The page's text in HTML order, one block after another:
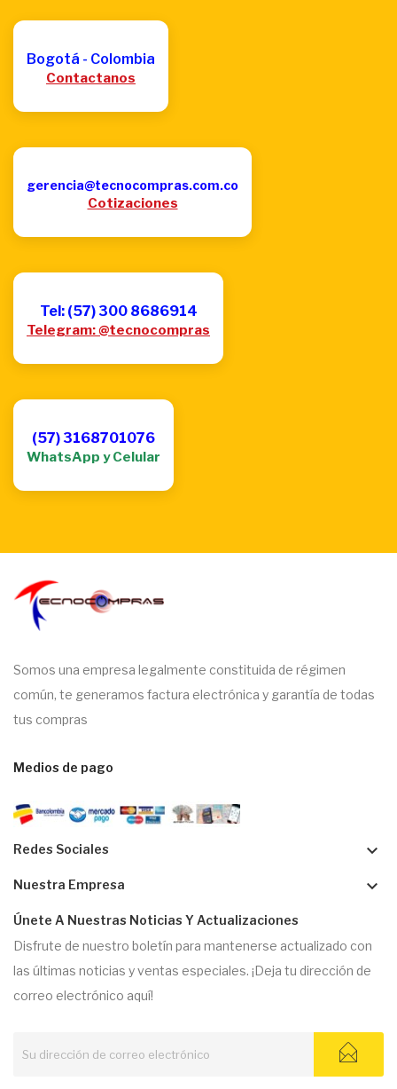
Bogotá - Colombia
Contactanos
gerencia@tecnocompras.com.co
Cotizaciones
Tel: (57) 300 8686914
Telegram: @tecnocompras
(57) 3168701076
WhatsApp y Celular
Somos una empresa legalmente constituida de régimen
común, te generamos factura electrónica y garantía de todas
tus compras
Medios de pago
Redes Sociales keyboard_arrow_down
Nuestra Empresa keyboard_arrow_down
Únete A Nuestras Noticias Y Actualizaciones
Disfrute de nuestro boletín para mantenerse actualizado con
las últimas noticias y ventas especiales. ¡Deja tu dirección de
correo electrónico aquí!